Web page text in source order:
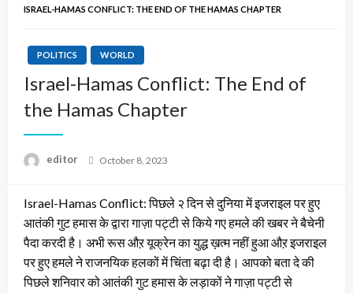
ISRAEL-HAMAS CONFLICT: THE END OF THE HAMAS CHAPTER
POLITICS WORLD
Israel-Hamas Conflict: The End of
the Hamas Chapter
editor
Posted
October 8, 2023
Israel-Hamas Conflict: पिछले २ दिन से दुनिया में इजराइल पर हुए
आतंकी गुट हमास के द्वारा गाज़ा पट्टी से किये गए हमले की खबर ने बैचेनी
पैदा करदी है। अभी रूस औऱ यूक्रेन का युद्ध ख़त्म नहीं हुआ औऱ इजराइल
पर हुए हमले ने राजनयिक हलकों में चिंता बढ़ा दी है। आपको बता दे की
पिछले शनिवार को आतंकी गुट हमास के लड़ाकों ने गाज़ा पट्टी से